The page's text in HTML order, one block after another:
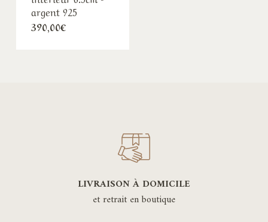
argent 925
390,00€
LIVRAISON À DOMICILE
et retrait en boutique